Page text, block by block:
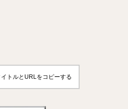
トルとURLをコピーする